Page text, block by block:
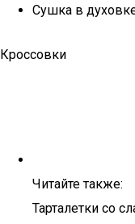
Сушка в
Кроссовки
Читайте также:
Тарталетки со